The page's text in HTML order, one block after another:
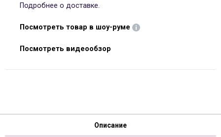
Подробнее о доставке.
Посмотреть товар в шоу-руме
Посмотреть видеообзор
Описание